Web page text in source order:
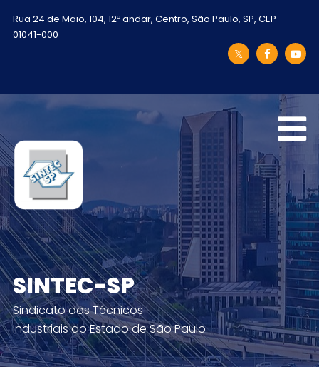
Rua 24 de Maio, 104, 12º andar, Centro, São Paulo, SP, CEP
01041-000
SINTEC-SP
Sindicato dos Técnicos
Industriais do Estado de São Paulo